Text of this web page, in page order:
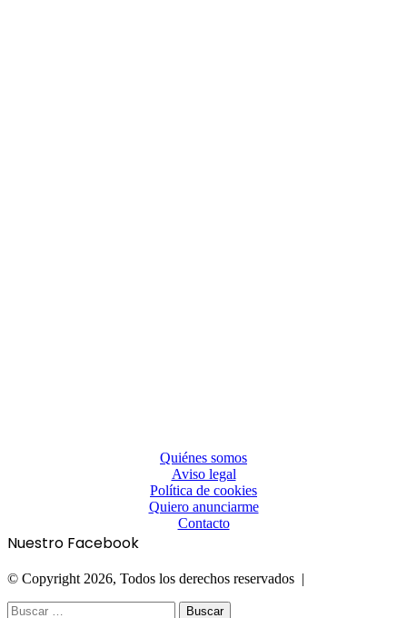
Quiénes somos
Aviso legal
Política de cookies
Quiero anunciarme
Contacto
Nuestro Facebook
© Copyright 2026, Todos los derechos reservados |
Facebook
Twitter
WhatsApp
Telegram
Botón
Cerrar
Buscar: